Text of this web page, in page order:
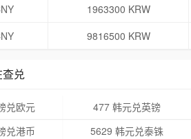
1963300 KRW
9816500 KRW
兑
兑欧元 477 韩元兑英镑
兑港币
5629 韩元兑泰铢